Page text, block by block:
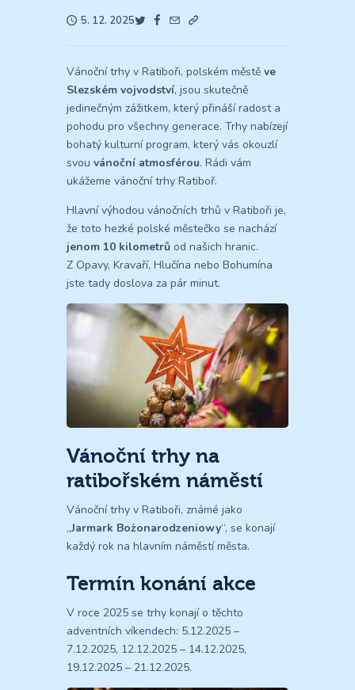
5. 12. 2025
Vánoční trhy v Ratiboři, polském městě ve
Slezském vojvodství, jsou skutečně
jedinečným zážitkem, který přináší radost a
pohodu pro všechny generace. Trhy nabízejí
bohatý kulturní program, který vás okouzlí
svou vánoční atmosférou. Rádi vám
ukážeme vánoční trhy Ratiboř.
Hlavní výhodou vánočních trhů v Ratiboři je,
že toto hezké polské městečko se nachází
jenom 10 kilometrů od našich hranic.
Z Opavy, Kravaří, Hlučína nebo Bohumína
jste tady doslova za pár minut.
Vánoční trhy na
ratibořském náměstí
Vánoční trhy v Ratiboři, známé jako
„Jarmark Bożonarodzeniowy“, se konají
každý rok na hlavním náměstí města.
Termín konání akce
V roce 2025 se trhy konají o těchto
adventních víkendech: 5.12.2025 –
7.12.2025, 12.12.2025 – 14.12.2025,
19.12.2025 – 21.12.2025.